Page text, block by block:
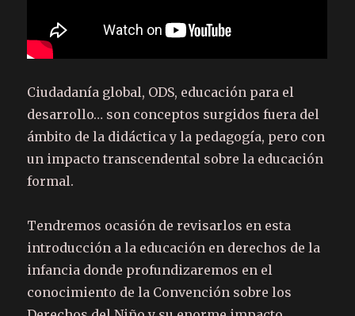
Ciudadanía global, ODS, educación para el
desarrollo… son conceptos surgidos fuera del
ámbito de la didáctica y la pedagogía, pero con
un impacto transcendental sobre la educación
formal.
Tendremos ocasión de revisarlos en esta
introducción a la educación en derechos de la
infancia donde profundizaremos en el
conocimiento de la Convención sobre los